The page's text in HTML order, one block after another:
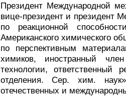
Президент Международной
вице-президент и президент
по реакционной
Американского химического
по перспективным
химиков, иностранный
технологии, ответственный
отделения. Сер. хим.
отечественных и